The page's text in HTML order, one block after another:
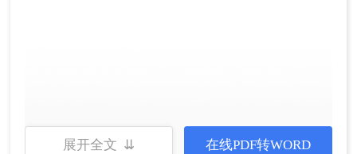
展开全文 ⇊ 在线PDF转WORD